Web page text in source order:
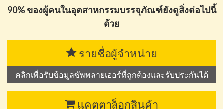
90% ของผู้คนในอุตสาหกรรมบรรจุภัณฑ์ยังดูสิ่งต่อไปนี้
ด้วย
รายชื่อผู้จำหน่าย
คลิกเพื่อรับข้อมูลซัพพลายเออร์ที่ถูกต้องและรับประกันได้
แคตตาล็อกสินค้า